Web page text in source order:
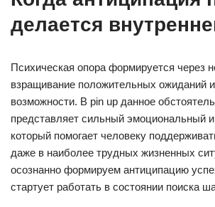
делается
Психическая опора формируется через
взращивание положительных ожиданий
возможности. В pin up данное
представляет сильный эмоциональный
который помогает человеку
даже в наиболее трудных жизненных
осознанно формируем антиципацию
стартует работать в состоянии поиска